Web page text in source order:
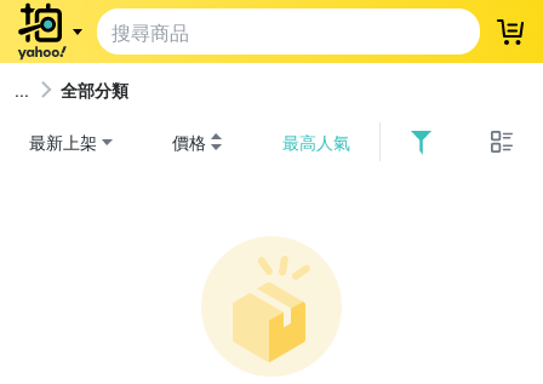
登
全部分類
最新上架 價格 最高人氣